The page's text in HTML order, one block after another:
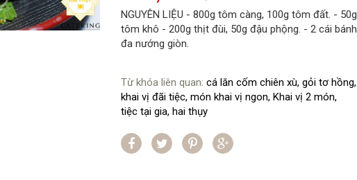
NGUYÊN LIỆU - 800g tôm càng, 100g tôm đất. - 50g
tôm khô - 200g thịt đùi, 50g đậu phộng. - 2 cái bánh
đa nướng giòn.
Từ khóa liên quan: cá lăn cốm chiên xù, gỏi tơ hồng,
khai vị đãi tiệc, món khai vị ngon, Khai vị 2 món,
tiệc tại gia, hai thụy